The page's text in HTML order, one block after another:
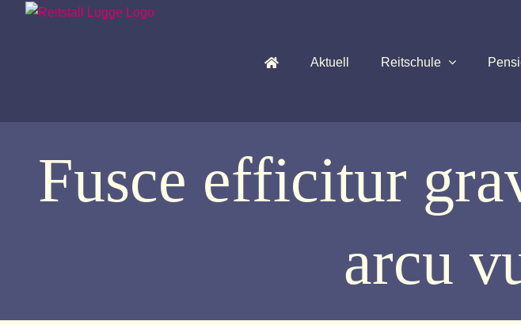
Aktuell Reitschule
Fusce efficitur
arcu